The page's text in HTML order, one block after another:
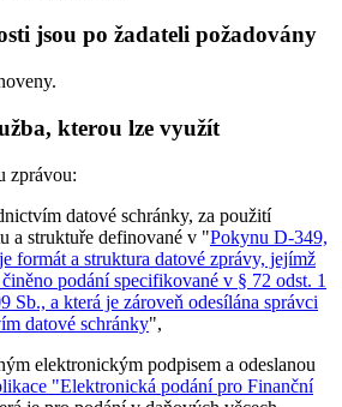
jsou po žadateli požadovány
kterou lze využít
zprávou:
datové schránky, za použití
a struktuře definované v "Pokynu D-349,
formát a struktura datové zprávy, jejímž
podání specifikované v § 72 odst. 1
Sb., a která je zároveň odesílána správci
datové schránky",
elektronickým podpisem a odeslanou
"Elektronická podání pro Finanční